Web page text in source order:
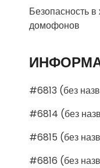
Безопасность
домофонов
#6813 (без
#6814 (без
#6815 (без
#6816 (без